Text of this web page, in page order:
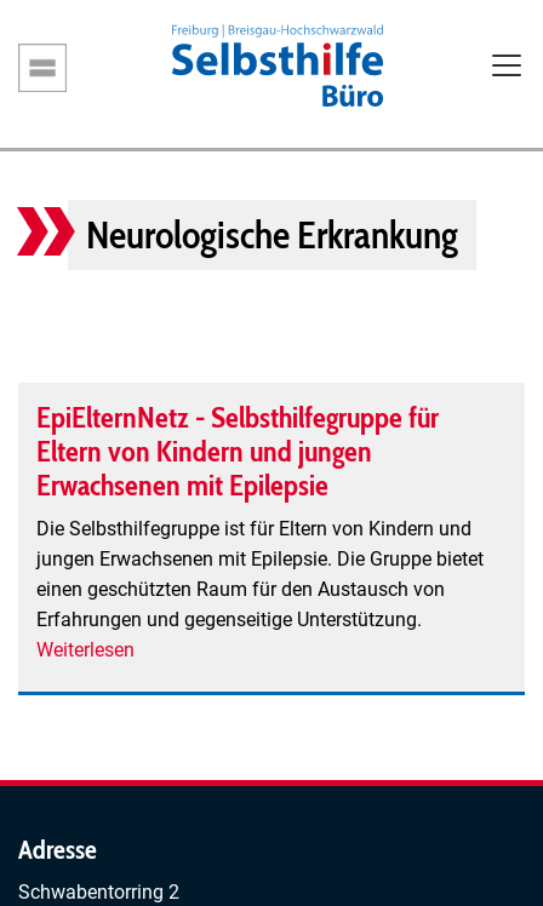
zum
Inhalt
Hauptnavigation
Neurologische Erkrankung
EpiElternNetz - Selbsthilfegruppe für
Eltern von Kindern und jungen
Erwachsenen mit Epilepsie
Die Selbsthilfegruppe ist für Eltern von Kindern und
jungen Erwachsenen mit Epilepsie. Die Gruppe bietet
einen geschützten Raum für den Austausch von
Erfahrungen und gegenseitige Unterstützung.
Weiterlesen
und
Adresse
Schwabentorring 2